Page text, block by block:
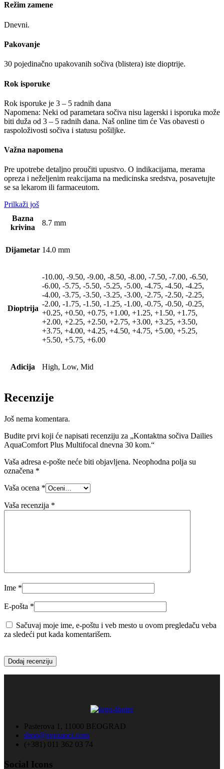
Režim zamene
Dnevni.
Pakovanje
30 pojedinačno upakovanih sočiva (blistera) iste dioptrije.
Rok isporuke
Rok isporuke je 3 – 5 radnih dana
Napomena: Neki od parametara sočiva nisu lagerski i isporuka može
biti duža od 3 – 5 radnih dana. Naš online tim će Vas obavesti o
raspoloživosti sočiva i statusu pošiljke.
Važna napomena
Pre upotrebe detaljno proučiti upustvo. O indikacijama, merama
opreza i neželjenim reakcijama na medicinska sredstva, posavetujte
se sa lekarom ili farmaceutom.
Prilkaži još
Bazna
krivina
8.7 mm
Dijametar 14.0 mm
Dioptrija
-10.00, -9.50, -9.00, -8.50, -8.00, -7.50, -7.00, -6.50,
-6.00, -5.75, -5.50, -5.25, -5.00, -4.75, -4.50, -4.25,
-4.00, -3.75, -3.50, -3.25, -3.00, -2.75, -2.50, -2.25,
-2.00, -1.75, -1.50, -1.25, -1.00, -0.75, -0.50, -0.25,
+0.25, +0.50, +0.75, +1.00, +1.25, +1.50, +1.75,
+2.00, +2.25, +2.50, +2.75, +3.00, +3.25, +3.50,
+3.75, +4.00, +4.25, +4.50, +4.75, +5.00, +5.25,
+5.50, +5.75, +6.00
Adicija High, Low, Mid
Recenzije
Još nema komentara.
Budite prvi koji će napisati recenziju za „Kontaktna sočiva Dailies
AquaComfort Plus Multifocal dnevna 30 kom.“
Vaša adresa e-pošte neće biti objavljena. Neophodna polja su
označena *
Vaša ocena *
Vaša recenzija *
Ime *
E-pošta *
Sačuvaj moje ime, e-poštu i veb mesto u ovom pregledaču veba
za sledeći put kada komentarišem.
Pasterova 1, 11000 BEOGRAD
shop@svezaoci.com
(+381) 011 362 03 74
Social Icons